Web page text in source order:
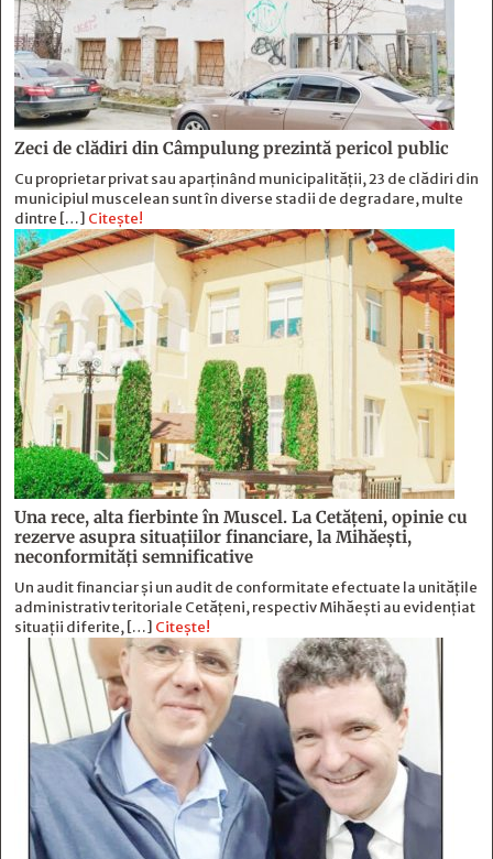
Zeci de clădiri din Câmpulung prezintă pericol public
Cu proprietar privat sau aparținând municipalității, 23 de clădiri din
municipiul muscelean sunt în diverse stadii de degradare, multe
dintre […] Citește!
Una rece, alta fierbinte în Muscel. La Cetăţeni, opinie cu
rezerve asupra situaţiilor financiare, la Mihăeşti,
neconformităţi semnificative
Un audit financiar și un audit de conformitate efectuate la unitățile
administrativ teritoriale Cetățeni, respectiv Mihăești au evidențiat
situații diferite, […] Citește!